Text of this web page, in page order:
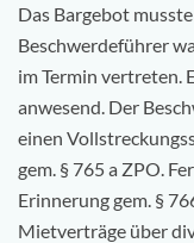
Das Bargebot
Beschwerdeführer
im Termin vertreten.
anwesend. Der
einen
gem. § 765 a ZPO.
Erinnerung gem. §
Mietverträge über